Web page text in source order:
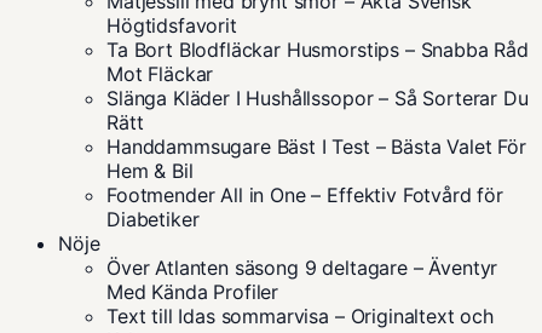
Högtidsfavorit
Ta Bort Blodfläckar Husmorstips – Snabba Råd
Mot Fläckar
Slänga Kläder I Hushållssopor – Så Sorterar Du
Rätt
Handdammsugare Bäst I Test – Bästa Valet För
Hem & Bil
Footmender All in One – Effektiv Fotvård för
Diabetiker
Nöje
Över Atlanten säsong 9 deltagare – Äventyr
Med Kända Profiler
Text till Idas sommarvisa – Originaltext och